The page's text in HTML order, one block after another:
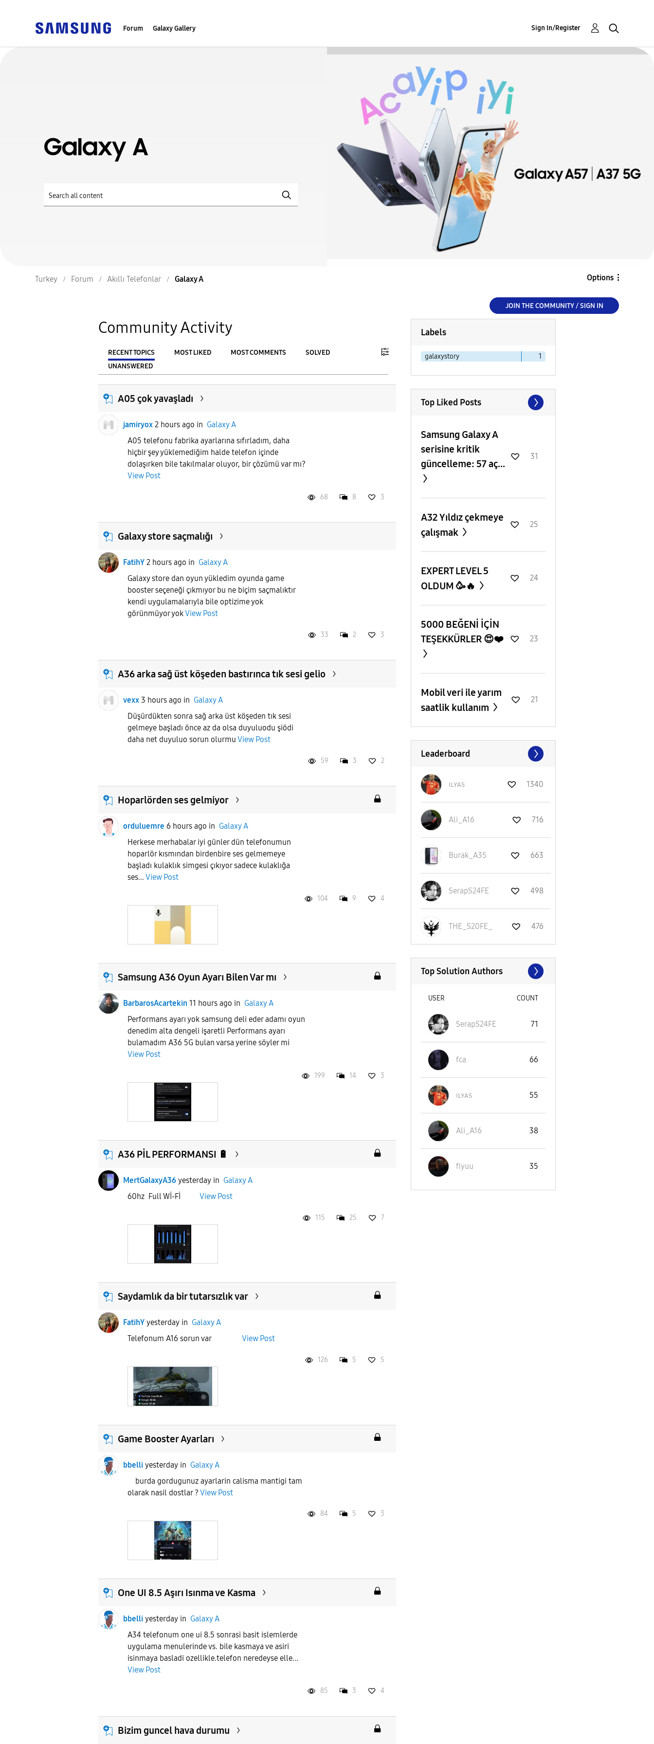
Forum Galaxy Gallery Sign In/Register
Galaxy A
Turkey Forum Akıllı Telefonlar Galaxy A Options
JOIN THE COMMUNITY / SIGN IN
Community Activity
RECENT TOPICS MOST LIKED MOST COMMENTS
SOLVED
UNANSWERED
From To
A05 çok yavaşladı
jamiryox 2 hours ago in Galaxy A
A05 telefonu fabrika ayarlarına sıfırladım, daha
hiçbir şey yüklemediğim halde telefon içinde
dolaşırken bile takılmalar oluyor, bir çözümü var mı?
View Post
68 8 3
Galaxy store saçmalığı
FatihY 2 hours ago in Galaxy A
Galaxy store dan oyun yükledim oyunda game
booster seçeneği çıkmıyor bu ne biçim saçmalıktır
kendi uygulamalarıyla bile optizime yok
görünmüyor yokView Post
33 2 3
A36 arka sağ üst köşeden bastırınca tık sesi gelio
vexx 3 hours ago in Galaxy A
Düşürdükten sonra sağ arka üst köşeden tık sesi
gelmeye başladı önce az da olsa duyuluodu şiödi
daha net duyuluo sorun olurmu View Post
59 3 2
Hoparlörden ses gelmiyor
orduluemre 6 hours ago in Galaxy A
Herkese merhabalar iyi günler dün telefonumun
hoparlör kısmından birdenbire ses gelmemeye
başladı kulaklık simgesi çıkıyor sadece kulaklığa
ses... View Post
104 9 4
Samsung A36 Oyun Ayarı Bilen Var mı
BarbarosAcartekin 11 hours ago in Galaxy A
Performans ayarı yok samsung deli eder adamı oyun
denedim alta dengeli işaretli Performans ayarı
bulamadım A36 5G bulan varsa yerine söyler mi
View Post
199 14 3
A36 PİL PERFORMANSI 🔋
MertGalaxyA36 yesterday in Galaxy A
60hz Full Wİ-Fİ View Post
115 25 7
Saydamlık da bir tutarsızlık var
FatihY yesterday in Galaxy A
Telefonum A16 sorun var View Post
126 5 5
Game Booster Ayarları
bbelli yesterday in Galaxy A
burda gordugunuz ayarlarin calisma mantigi tam
olarak nasil dostlar ? View Post
84 5 3
One UI 8.5 Aşırı Isınma ve Kasma
bbelli yesterday in Galaxy A
A34 telefonum one ui 8.5 sonrasi basit islemlerde
uygulama menulerinde vs. bile kasmaya ve asiri
isinmaya basladi ozellikle.telefon neredeyse elle...
View Post
85 3 4
Bizim guncel hava durumu
Labels
galaxystory 1
Top Liked Posts
Samsung Galaxy A
serisine kritik
güncelleme: 57 aç...
31
A32 Yıldız çekmeye
çalışmak
25
EXPERT LEVEL 5
OLDUM 🥳🔥
24
5000 BEĞENİ İÇİN
TEŞEKKÜRLER 😍❤️
23
Mobil veri ile yarım
saatlik kullanım
21
Leaderboard
ɪʟʏᴀs 1340
Ali_A16 716
Burak_A35 663
SerapS24FE 498
THE_S20FE_ 476
Top Solution Authors
USER COUNT
SerapS24FE 71
fca 66
ɪʟʏᴀs 55
Ali_A16 38
fiyuu 35